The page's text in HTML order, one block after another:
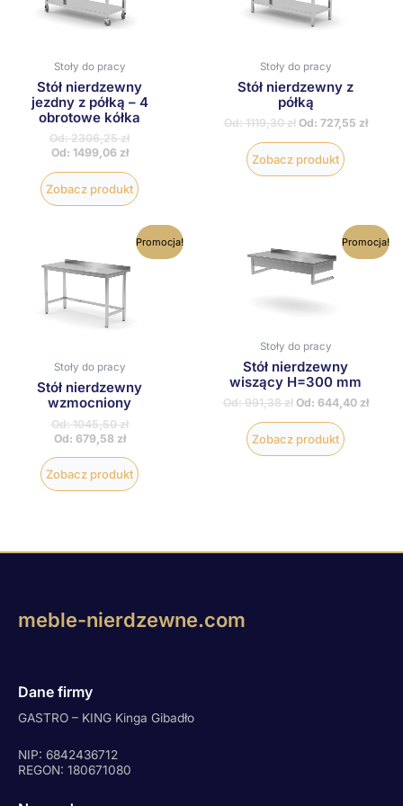
Stoły do pracy
Stół nierdzewny
jezdny z półką – 4
obrotowe kółka
Od:2306,25zł
Od: 1499,06 zł
Zobacz produkt
produktu
Stoły do pracy
Stół nierdzewny z
półką
Od:1119,30zł Od: 727,55 zł
Zobacz produkt
produktu
Promocja!
Stoły do pracy
Stół nierdzewny
wzmocniony
Od:1045,50zł
Od: 679,58 zł
Zobacz produkt
Ten
produkt
produktu
Promocja!
Stoły do pracy
Stół nierdzewny
wiszący H=300 mm
Od:991,38zł Od: 644,40 zł
Zobacz produkt
Ten
produkt
stronie
produktu
meble-nierdzewne.com
Dane firmy
GASTRO – KING Kinga Gibadło
NIP: 6842436712
REGON: 180671080